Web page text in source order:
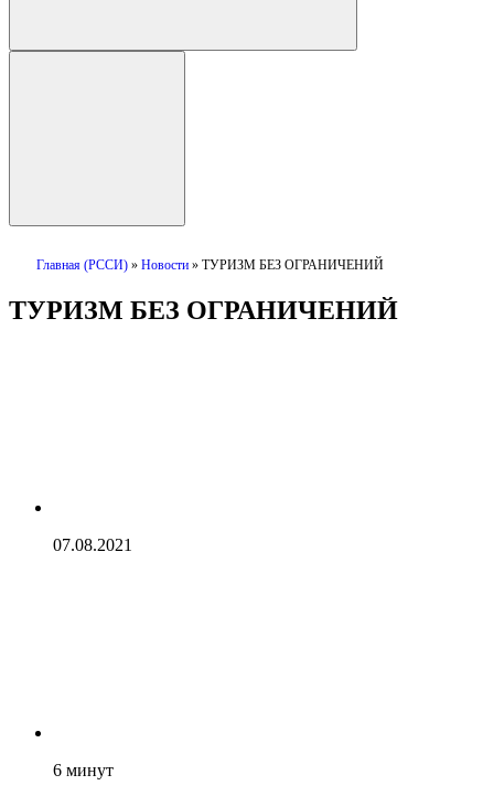
Главная (РССИ) » Новости » ТУРИЗМ БЕЗ ОГРАНИЧЕНИЙ
ТУРИЗМ БЕЗ ОГРАНИЧЕНИЙ
07.08.2021
6 минут